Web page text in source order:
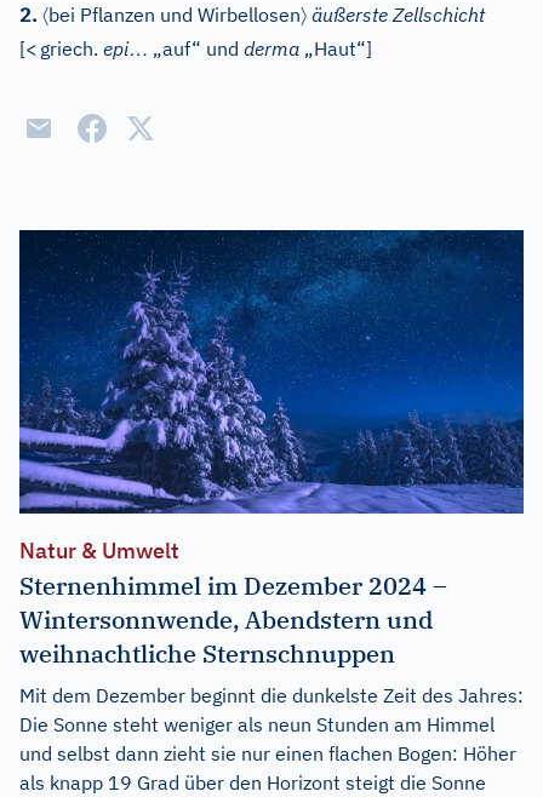
2. 〈bei Pflanzen und Wirbellosen〉 äußerste Zellschicht
[< griech. epi… „auf“ und derma „Haut“]
Natur & Umwelt
Sternenhimmel im Dezember 2024 –
Wintersonnwende, Abendstern und
weihnachtliche Sternschnuppen
Mit dem Dezember beginnt die dunkelste Zeit des Jahres:
Die Sonne steht weniger als neun Stunden am Himmel
und selbst dann zieht sie nur einen flachen Bogen: Höher
als knapp 19 Grad über den Horizont steigt die Sonne